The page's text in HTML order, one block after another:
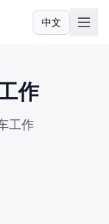
中文语言
作
工作